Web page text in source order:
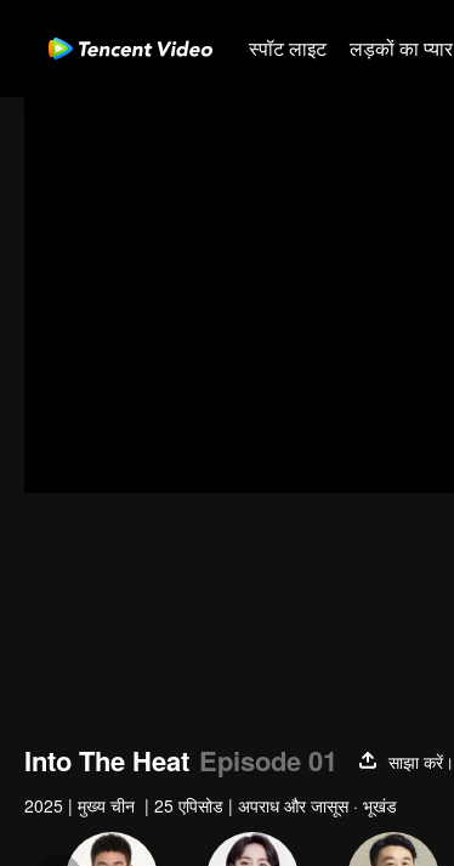
स्पॉट लाइट लड़कों का प्यार
Into The Heat Episode 01
साझा करें।
2025 | मुख्य चीन | 25 एपिसोड | अपराध और जासूस · भूखंड